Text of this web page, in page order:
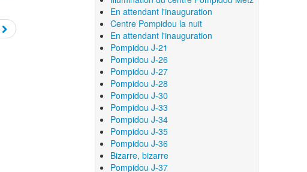
En attendant l'inauguration
Centre Pompidou la nuit
En attendant l'inauguration
Pompidou J-21
Pompidou J-26
Pompidou J-27
Pompidou J-28
Pompidou J-30
Pompidou J-33
Pompidou J-34
Pompidou J-35
Pompidou J-36
Bizarre, bizarre
Pompidou J-37